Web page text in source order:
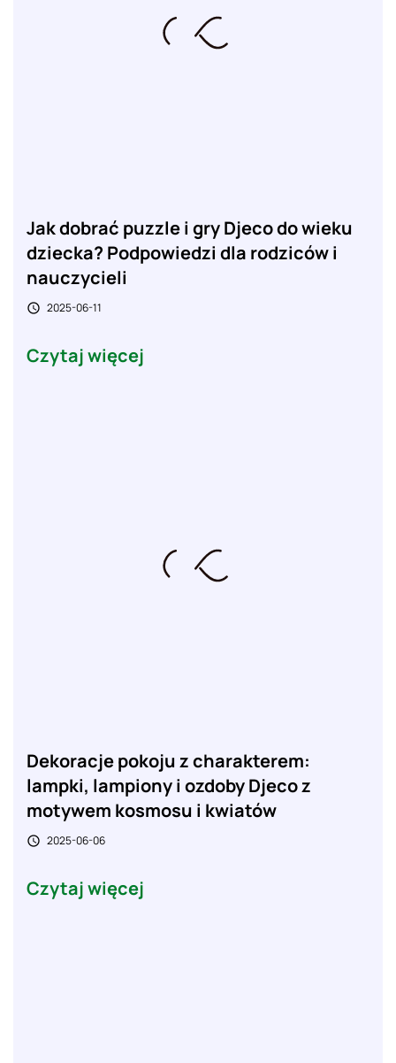
Jak dobrać puzzle i gry Djeco do wieku
dziecka? Podpowiedzi dla rodziców i
nauczycieli
 2025-06-11
Czytaj więcej
Dekoracje pokoju z charakterem:
lampki, lampiony i ozdoby Djeco z
motywem kosmosu i kwiatów
 2025-06-06
Czytaj więcej